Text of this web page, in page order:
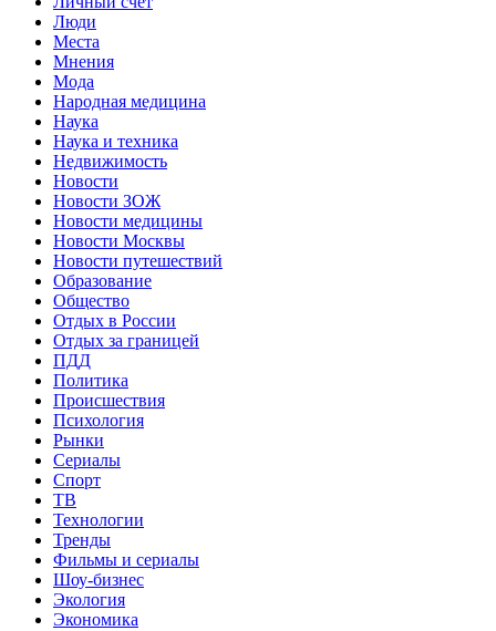
Люди
Места
Мнения
Мода
Народная медицина
Наука
Наука и техника
Недвижимость
Новости
Новости ЗОЖ
Новости медицины
Новости Москвы
Новости путешествий
Образование
Общество
Отдых в России
Отдых за границей
ПДД
Политика
Происшествия
Психология
Рынки
Сериалы
Спорт
ТВ
Технологии
Тренды
Фильмы и сериалы
Шоу-бизнес
Экология
Экономика